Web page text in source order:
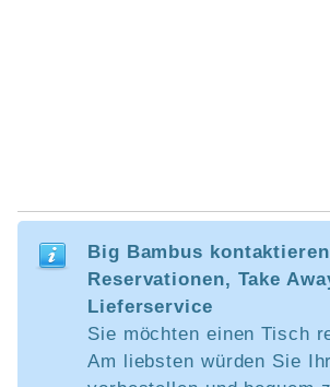
Big Bambus
Reservationen, Take
Lieferservice
Sie möchten einen Tisch
Am liebsten würden Sie